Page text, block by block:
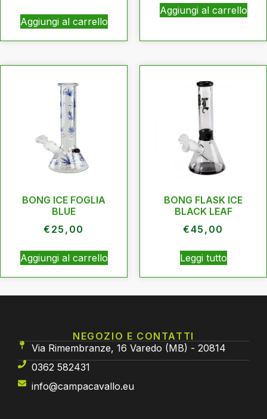
Aggiungi al carrello
Aggiungi al carrello
BONG ICE FOGLIA
BLUE
€ 25,00
Aggiungi al carrello
BONG FLASK ICE
BLACK LEAF
€45,00
Leggi tutto
NEGOZIO E CONTATTI
Via Rimembranze, 16 Varedo (MB) - 20814
0362 582431
info@campacavallo.eu